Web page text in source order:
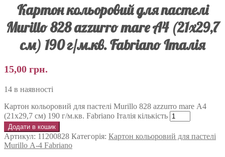
Картон кольоровий для пастелі
Murillo 828 azzurro mare А4 (21х29,7
см) 190 г/м.кв. Fabriano Італія
15,00 грн.
14 в наявності
Картон кольоровий для пастелі Murillo 828 azzurro mare А4
(21х29,7 см) 190 г/м.кв. Fabriano Італія кількість
Додати в кошик
Артикул: 11200828 Категорія: Картон кольоровий для пастелі
Murillo А-4 Fabriano